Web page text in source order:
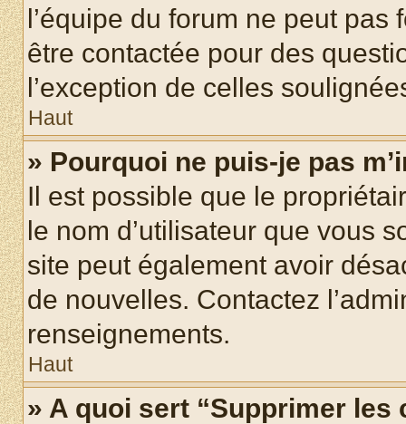
l’équipe du forum ne peut
être contactée pour des
l’exception de celles
Haut
» Pourquoi ne puis-je pas
Il est possible que le
le nom d’utilisateur que vous
site peut également avoir
de nouvelles. Contactez
renseignements.
Haut
» A quoi sert “Supprimer les